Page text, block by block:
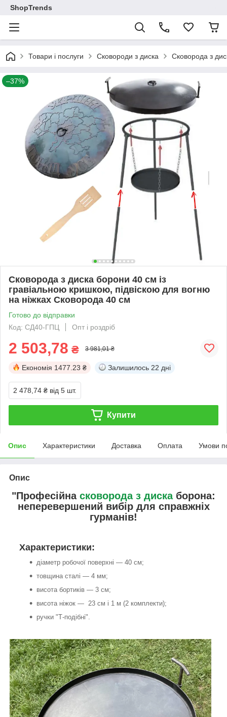
ShopTrends
Товари і послуги Сковороди з диска Сковорода з
–37%
Сковорода з диска борони 40 см із
гравіальною кришкою, підвіскою для вогню
на ніжках Сковорода 40 см
Готово до відправки
Код: СД40-ГПЦ
Опт і роздріб
2 503,78 ₴ 3 981,01 ₴
Економія 1477.23 ₴ Залишилось 22 дні
2 478,74 ₴ від 5 шт.
Купити
Опис Характеристики Доставка Оплата Умови
Опис
"Професійна сковорода з дискаборона:
неперевершений вибір для справжніх
гурманів!
Характеристики:
діаметр робочої поверхні — 40 см;
товщина сталі — 4 мм;
висота бортиків — 3 см;
висота ніжок — 23 см і 1 м (2 комплекти);
ручки "Т-подібні".